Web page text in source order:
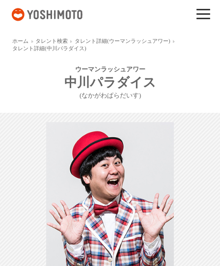
ホーム タレント検索
タレント詳細(ウーマンラッシュアワー)
タレント詳細(中川パラダイス)
ウーマンラッシュアワー
中川パラダイス
(なかがわぱらだいす)